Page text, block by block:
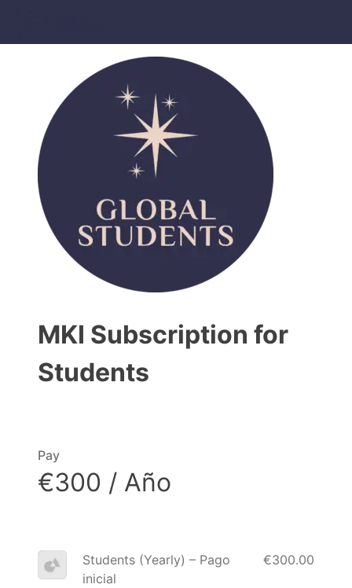
MKI Subscription for
Students
Pay
€300 / Año
Students (Yearly) – Pago
inicial
€300.00